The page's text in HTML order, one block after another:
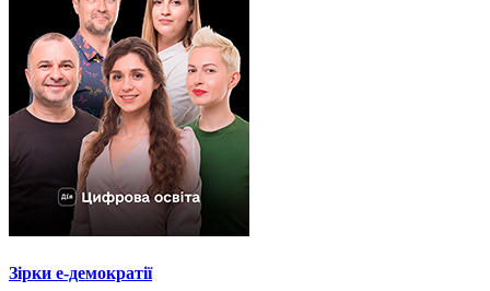
Зірки e-демократії